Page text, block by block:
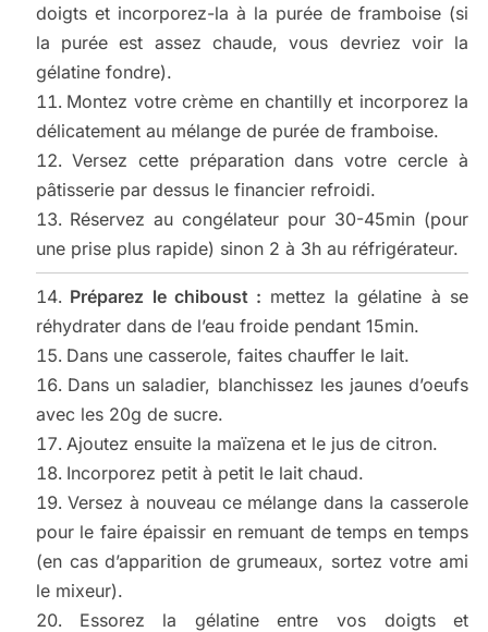
doigts et incorporez-la à la purée de framboise (si
la purée est assez chaude, vous devriez voir la
gélatine fondre).
Montez votre crème en chantilly et incorporez la
délicatement au mélange de purée de framboise.
Versez cette préparation dans votre cercle à
pâtisserie par dessus le financier refroidi.
Réservez au congélateur pour 30-45min (pour
une prise plus rapide) sinon 2 à 3h au réfrigérateur.
Préparez le chiboust : mettez la gélatine à se
réhydrater dans de l’eau froide pendant 15min.
Dans une casserole, faites chauffer le lait.
Dans un saladier, blanchissez les jaunes d’oeufs
avec les 20g de sucre.
Ajoutez ensuite la maïzena et le jus de citron.
Incorporez petit à petit le lait chaud.
Versez à nouveau ce mélange dans la casserole
pour le faire épaissir en remuant de temps en temps
(en cas d’apparition de grumeaux, sortez votre ami
le mixeur).
Essorez la gélatine entre vos doigts et